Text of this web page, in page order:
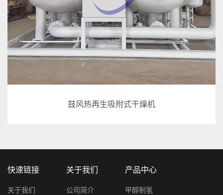
鼓风热再生吸附式干燥机
快速链接
关于我们
关于我们
公司简介
产品中心
甲醇制氢